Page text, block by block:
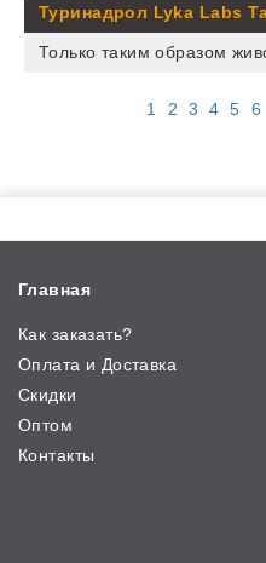
Туринадрол Lyka Labs
Только таким образом
1
2 3 4 5 6
Главная
Как заказать?
Оплата и Доставка
Скидки
Оптом
Контакты